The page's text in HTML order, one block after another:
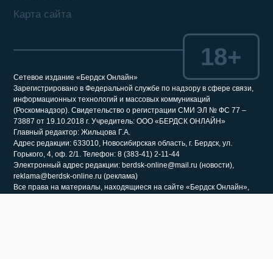
Карта сайта
Сетевое издание «Бердск Онлайн»
Зарегистрировано в Федеральной службе по надзору в сфере связи,
информационных технологий и массовых коммуникаций
(Роскомнадзор). Свидетельство о регистрации СМИ ЭЛ № ФС 77 –
73887 от 19.10.2018 г. Учредитель: ООО «БЕРДСК ОНЛАЙН»
Главный редактор: Жильцова Г.А.
Адрес редакции: 633010, Новосибирская область, г. Бердск, ул.
Горького, 4, оф. 2/1. Телефон: 8 (383-41) 2-11-44
Электронный адрес редакции: berdsk-online@mail.ru (новости),
reklama@berdsk-online.ru (реклама)
Все права на материалы, находящиеся на сайте «Бердск Онлайн»,
18+